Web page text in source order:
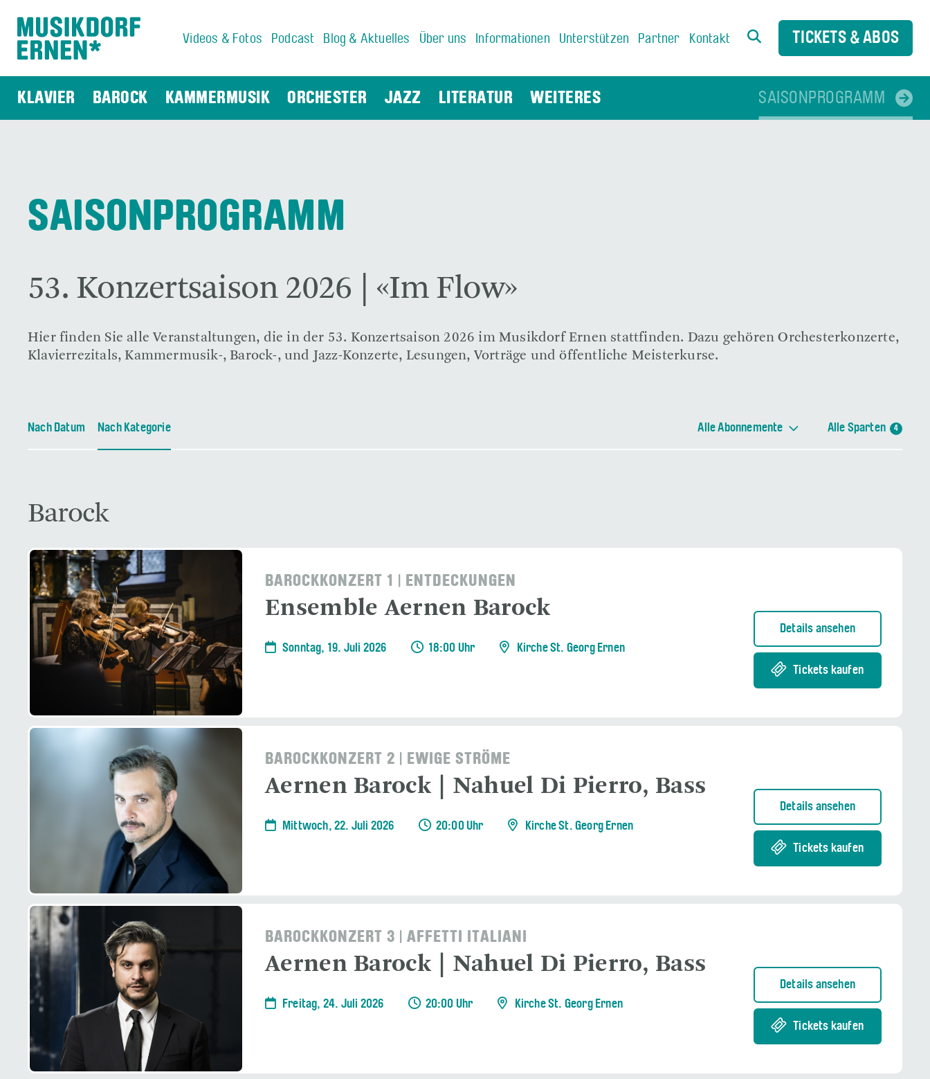
Videos & Fotos Podcast Blog & Aktuelles Über uns Informationen Unterstützen Partner Kontakt TICKETS & ABOS
KLAVIER BAROCK KAMMERMUSIK ORCHESTER JAZZ LITERATUR WEITERES SAISONPROGRAMM
SAISONPROGRAMM
53. Konzertsaison 2026 | «Im Flow»
Hier finden Sie alle Veranstaltungen, die in der 53. Konzertsaison 2026 im Musikdorf Ernen stattfinden. Dazu gehören Orchesterkonzerte,
Klavierrezitals, Kammermusik-, Barock-, und Jazz-Konzerte, Lesungen, Vorträge und öffentliche Meisterkurse.
Nach Datum Nach Kategorie Alle Abonnemente Alle Sparten 4
Barock
BAROCKKONZERT 1 | ENTDECKUNGEN
Ensemble Aernen Barock
Sonntag, 19. Juli 2026 18:00 Uhr Kirche St. Georg Ernen
Details ansehen
Tickets kaufen
BAROCKKONZERT 2 | EWIGE STRÖME
Aernen Barock | Nahuel Di Pierro, Bass
Mittwoch, 22. Juli 2026 20:00 Uhr Kirche St. Georg Ernen
Details ansehen
Tickets kaufen
BAROCKKONZERT 3 | AFFETTI ITALIANI
Aernen Barock | Nahuel Di Pierro, Bass
Freitag, 24. Juli 2026 20:00 Uhr Kirche St. Georg Ernen
Details ansehen
Tickets kaufen